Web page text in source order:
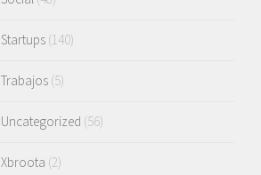
Startups (140)
Trabajos (5)
Uncategorized (56)
Xbroota (2)